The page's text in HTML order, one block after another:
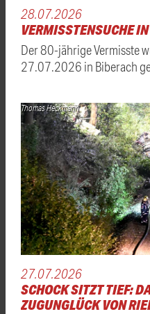
28.07.2026
VERMISSTENSUCHE
Der 80-jährige Vermisste
27.07.2026 in Biberach
Thomas Heckmann
27.07.2026
SCHOCK SITZT TIEF:
ZUGUNGLÜCK VON